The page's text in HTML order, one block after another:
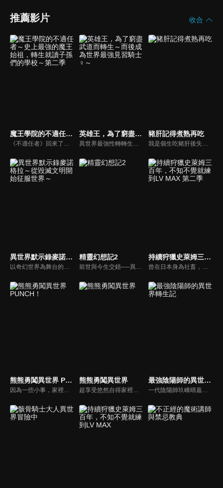
推薦影片 收合
魔王學院的不適任者～史上最強的魔王始祖，轉生就讀子孫們的學校～第二季 英雄王，為了窮盡武道而轉生～而後成為世界最強見習騎士♀～ 豬肝記得煮熟再吃
異世界默示錄麥諾格拉～從毀滅文明開始征服世界～
以奇幻世界為舞台的國家經營模擬遊戲《Eternal Nations》。用戶排名第一的傳說級玩家——伊良拓斗，在住院期間陷入昏迷。當拓斗清醒過來時，他發現自己竟然身處於彷彿遊戲裡的世界——伊德拉濟亞大陸。出現在那裡的，正是拓斗在《Eternal Nations》中最鍾愛的角色單位——「汙泥之阿荼」。
精靈幻想記2
前世與今生交錯──異世界轉生奇幻故事的新篇章開幕！！少年利歐小時候母親遭人殺害，使他成了貧民區的孤兒。他在七歲的某一天，腦中覺醒了意外死去的日本大學生「天川春人」的記憶，並同時覺醒了「龐大的魔力」。在那之後，經歷了種種相遇與離別的利歐，暗自發誓要在雙親的故鄉向殺母仇人復仇。在歷經數年的旅程之後，利歐回到了修托萊地區，並救出了被迫進行政治聯姻的恩師瑟莉亞。然而隨後，像是被突然出現的光柱引導似地，他竟然與前世天川春人的初戀少女綾瀨美春衝擊性地重逢──。
持續狩獵史萊姆三百年，不知不覺就練到LV MAX 第二季
曾在日本身為社畜，卻在年紀輕輕過勞死的主角相澤梓，在女神的幫助下，以不老不死的魔女之姿轉生異世界。為了彌補前世的缺憾，她下定決心悠閒過活，長年來都只以打倒史萊姆和製藥維持著平靜的生活。誰知三百年後，她累積的經驗值已讓她成為了LV.99的世界最強魔女，她的生活也開始逐漸發生變化。
熊熊勇闖異世界 PUNCH！
因為一些小事，家裡蹲遊戲玩家少女優奈被自稱是神明的人送到了異世界。至於說到那名少女變成怎樣了——靠著最強道具熊熊套裝得到了超級熊熊力量及超級熊熊魔法、現代世界的知識、信賴的夥伴菲娜，以及不會因為異世界這點程度就動搖的熊熊鋼鐵心，她已經完全適應這個世界了！
熊熊勇闖異世界
超享受悠然自得家裡蹲生活的美少女優奈，是VRMMORPG「WORLD．FANTASY．ONLINE」的廢人玩家。某天她跟平常一樣登入，但狀況卻不同以往…這裡究竟是遊戲當中？還是異世界？而且降臨與此地的裝備還固定成了「熊熊服裝」！這個熊熊竟然還是藏了世界最強等級魔法及技能的超級熊熊！！
最強陰陽師的異世界轉生記
一代陰陽師玖峨晴嘉被人陷害，臨死前領悟到了自己所欠缺的東西並發動秘術轉生的詛咒。轉生後的他深深反省前世不夠狡猾的自己，決定要在這次的世界中幸福過日子！於是，他獲得了賽伊卡這個名字和嶄新的人生。賽伊卡雖然完全沒有魔力，但他發現異世界的魔法並不及陰陽術…誰都未曾見過的最強陰陽師挑戰的異世界幻想，就此開幕！